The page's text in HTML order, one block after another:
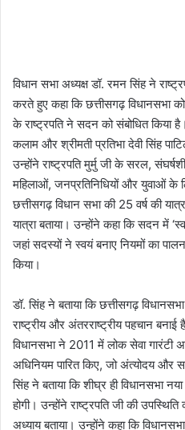
विधान सभा अध्यक्ष डॉ. रमन सिंह ने
करते हुए कहा कि छत्तीसगढ़ विधानसभा को
के राष्ट्रपति ने सदन को संबोधित किया
कलाम और श्रीमती प्रतिभा देवी सिंह
उन्होंने राष्ट्रपति मुर्मु जी के सरल,
महिलाओं, जनप्रतिनिधियों और युवाओं के
छत्तीसगढ़ विधान सभा की 25 वर्ष की
यात्रा बताया। उन्होंने कहा कि सदन में
जहां सदस्यों ने स्वयं बनाए नियमों का
किया।
डॉ. सिंह ने बताया कि छत्तीसगढ़
राष्ट्रीय और अंतरराष्ट्रीय पहचान
विधानसभा ने 2011 में लोक सेवा गारंटी
अधिनियम पारित किए, जो अंत्योदय और
सिंह ने बताया कि शीघ्र ही विधानसभा
होगी। उन्होंने राष्ट्रपति जी की
अध्याय बताया। उन्होंने कहा कि